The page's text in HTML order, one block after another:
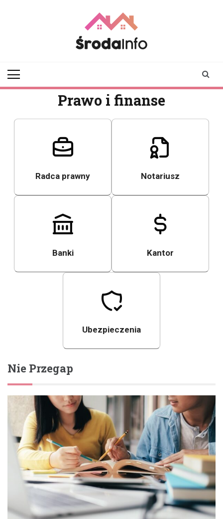
Prawo i finanse
Radca prawny Notariusz
Banki Kantor
Ubezpieczenia
Nie Przegap